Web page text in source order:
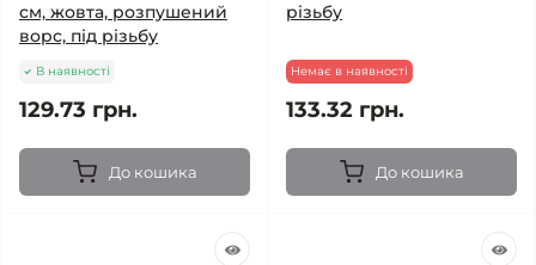
см, жовта, розпушений
ворс, під різьбу
В наявності
129.73 грн.
До кошика
різьбу
Немає в наявності
133.32 грн.
До кошика